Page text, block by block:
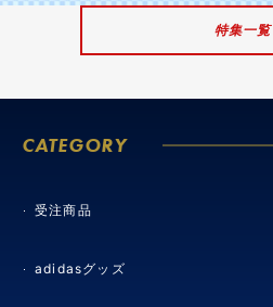
CATEGORY
受注商品
adidasグッズ
特集一覧